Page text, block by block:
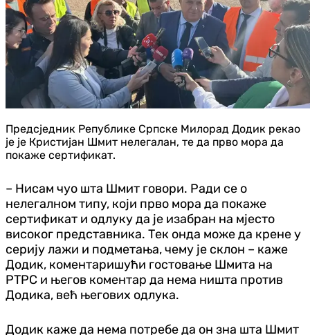
Предсједник Републике Српске Милорад Додик рекао
је је Кристијан Шмит нелегалан, те да прво мора да
покаже сертификат.
– Нисам чуо шта Шмит говори. Ради се о
нелегалном типу, који прво мора да покаже
сертификат и одлуку да је изабран на мјесто
високог представника. Тек онда може да крене у
серију лажи и подметања, чему је склон – каже
Додик, коментаришући гостовање Шмита на
РТРС и његов коментар да нема ништа против
Додика, већ његових одлука.
Додик каже да нема потребе да он зна шта Шмит